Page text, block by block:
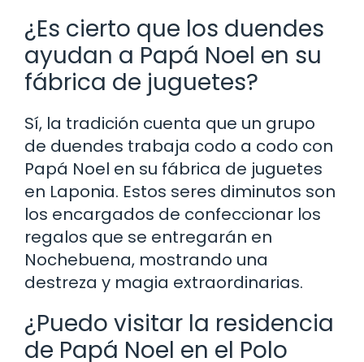
¿Es cierto que los duendes
ayudan a Papá Noel en su
fábrica de juguetes?
Sí, la tradición cuenta que un grupo
de duendes trabaja codo a codo con
Papá Noel en su fábrica de juguetes
en Laponia. Estos seres diminutos son
los encargados de confeccionar los
regalos que se entregarán en
Nochebuena, mostrando una
destreza y magia extraordinarias.
¿Puedo visitar la residencia
de Papá Noel en el Polo